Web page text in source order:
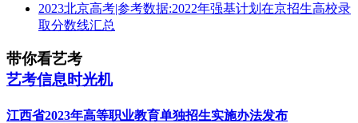
2023北京高考|参考数据:2022年强基计划在京招生高校录
取分数线汇总
带你看艺考
艺考信息时光机
江西省2023年高等职业教育单独招生实施办法发布